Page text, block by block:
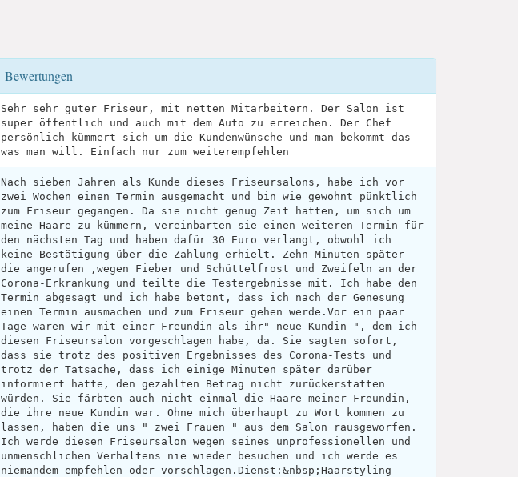
Bewertungen
Sehr sehr guter Friseur, mit netten Mitarbeitern. Der Salon ist
super öffentlich und auch mit dem Auto zu erreichen. Der Chef
persönlich kümmert sich um die Kundenwünsche und man bekommt das
was man will. Einfach nur zum weiterempfehlen
Nach sieben Jahren als Kunde dieses Friseursalons, habe ich vor
zwei Wochen einen Termin ausgemacht und bin wie gewohnt pünktlich
zum Friseur gegangen. Da sie nicht genug Zeit hatten, um sich um
meine Haare zu kümmern, vereinbarten sie einen weiteren Termin für
den nächsten Tag und haben dafür 30 Euro verlangt, obwohl ich
keine Bestätigung über die Zahlung erhielt. Zehn Minuten später
die angerufen ,wegen Fieber und Schüttelfrost und Zweifeln an der
Corona-Erkrankung und teilte die Testergebnisse mit. Ich habe den
Termin abgesagt und ich habe betont, dass ich nach der Genesung
einen Termin ausmachen und zum Friseur gehen werde.Vor ein paar
Tage waren wir mit einer Freundin als ihr" neue Kundin ", dem ich
diesen Friseursalon vorgeschlagen habe, da. Sie sagten sofort,
dass sie trotz des positiven Ergebnisses des Corona-Tests und
trotz der Tatsache, dass ich einige Minuten später darüber
informiert hatte, den gezahlten Betrag nicht zurückerstatten
würden. Sie färbten auch nicht einmal die Haare meiner Freundin,
die ihre neue Kundin war. Ohne mich überhaupt zu Wort kommen zu
lassen, haben die uns " zwei Frauen " aus dem Salon rausgeworfen.
Ich werde diesen Friseursalon wegen seines unprofessionellen und
unmenschlichen Verhaltens nie wieder besuchen und ich werde es
niemandem empfehlen oder vorschlagen.Dienst:&nbsp;Haarstyling